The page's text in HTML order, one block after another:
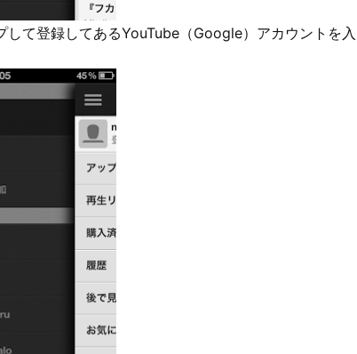
して登録してあるYouTube（Google）アカウントを入